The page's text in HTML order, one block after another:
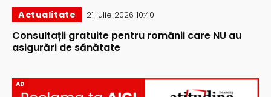
Actualitate 21 iulie 2026 10:40
Consultații gratuite pentru românii care NU au
asigurări de sănătate
AD